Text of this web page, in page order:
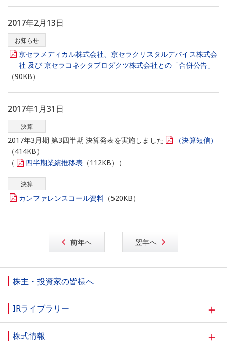
2017年2月13日
お知らせ
京セラメディカル株式会社、京セラクリスタルデバイス株式会
社 及び 京セラコネクタプロダクツ株式会社との「合併公告」
（90KB）
2017年1月31日
決算
2017年3月期 第3四半期 決算発表を実施しました
（決算短信）
（414KB）
（
四半期業績推移表 （112KB））
決算
カンファレンスコール資料 （520KB）
前年へ 翌年へ
株主・投資家の皆様へ
IRライブラリー ＋
株式情報 ＋